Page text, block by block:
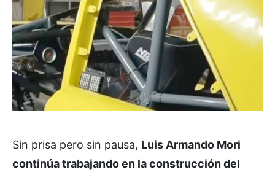
Sin prisa pero sin pausa, Luis Armando Mori
continúa trabajando en la construcción del